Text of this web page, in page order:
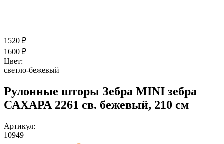
1520 ₽
1600 ₽
Цвет:
светло-бежевый
Рулонные шторы Зебра MINI зебра
САХАРА 2261 св. бежевый, 210 см
Артикул:
10949